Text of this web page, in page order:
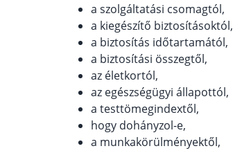
a szolgáltatási csomagtól,
a kiegészítő biztosításoktól,
a biztosítás időtartamától,
a biztosítási összegtől,
az életkortól,
az egészségügyi állapottól,
a testtömegindextől,
hogy dohányzol-e,
a munkakörülményektől,